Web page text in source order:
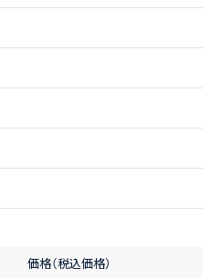
価格（税込価格）